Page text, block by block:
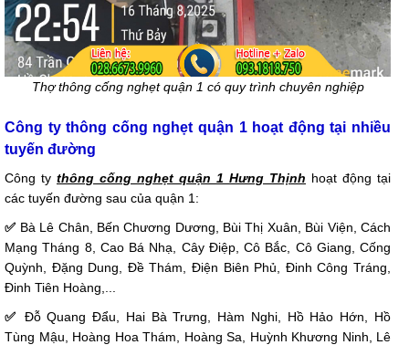
Thợ thông cống nghẹt quận 1 có quy trình chuyên nghiệp
Công ty thông cống nghẹt quận 1 hoạt động tại nhiều
tuyến đường
Công ty thông cống nghẹt quận 1 Hưng Thịnh hoạt động tại
các tuyến đường sau của quận 1:
✅ Bà Lê Chân, Bến Chương Dương, Bùi Thị Xuân, Bùi Viện, Cách
Mạng Tháng 8, Cao Bá Nhạ, Cây Điệp, Cô Bắc, Cô Giang, Cống
Quỳnh, Đặng Dung, Đề Thám, Điện Biên Phủ, Đinh Công Tráng,
Đinh Tiên Hoàng,...
✅ Đỗ Quang Đẩu, Hai Bà Trưng, Hàm Nghi, Hồ Hảo Hớn, Hồ
Tùng Mậu, Hoàng Hoa Thám, Hoàng Sa, Huỳnh Khương Ninh, Lê